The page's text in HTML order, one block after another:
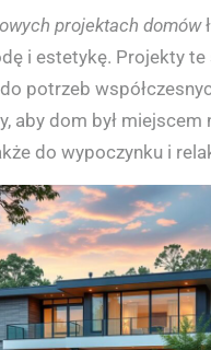
projektach domów
i estetykę. Projekty te
potrzeb
aby dom był miejscem
do wypoczynku i